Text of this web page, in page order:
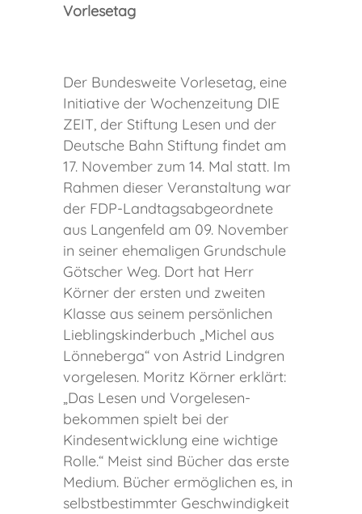
Vorlesetag
Der Bundesweite Vorlesetag, eine
Initiative der Wochenzeitung DIE
ZEIT, der Stiftung Lesen und der
Deutsche Bahn Stiftung findet am
17. November zum 14. Mal statt. Im
Rahmen dieser Veranstaltung war
der FDP-Landtagsabgeordnete
aus Langenfeld am 09. November
in seiner ehemaligen Grundschule
Götscher Weg. Dort hat Herr
Körner der ersten und zweiten
Klasse aus seinem persönlichen
Lieblingskinderbuch „Michel aus
Lönneberga“ von Astrid Lindgren
vorgelesen. Moritz Körner erklärt:
„Das Lesen und Vorgelesen-
bekommen spielt bei der
Kindesentwicklung eine wichtige
Rolle.“ Meist sind Bücher das erste
Medium. Bücher ermöglichen es, in
selbstbestimmter Geschwindigkeit